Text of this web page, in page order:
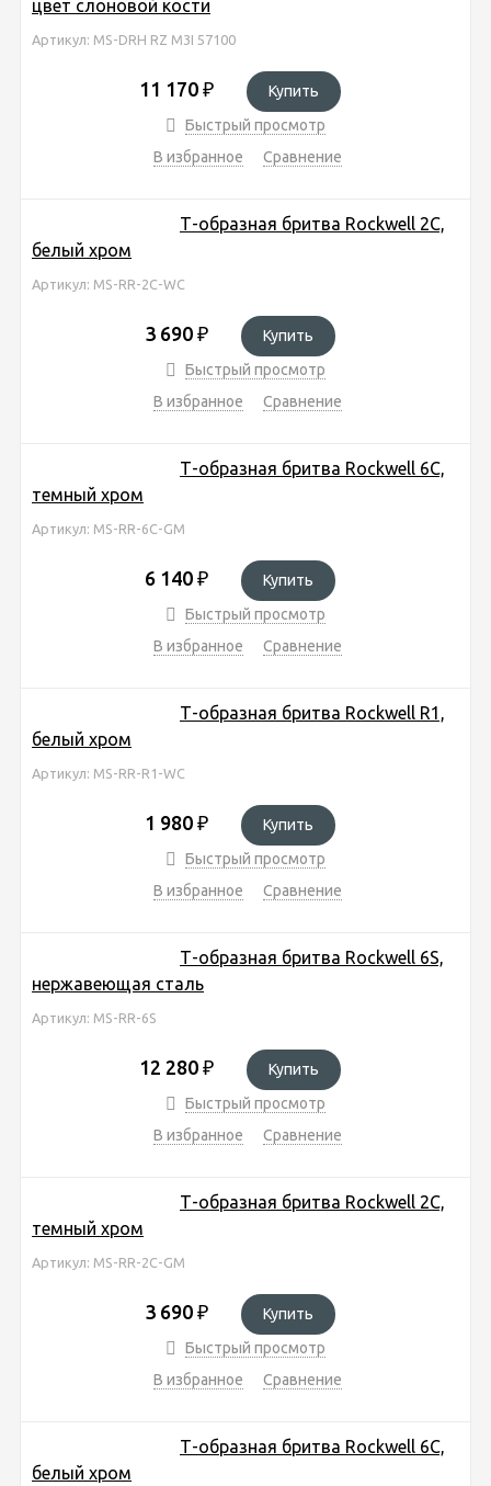
цвет слоновой кости
Артикул: MS-DRH RZ M3I 57100
11 170 ₽
Купить
Быстрый просмотр
В избранное
Сравнение
Т-образная бритва Rockwell 2C,
белый хром
Артикул: MS-RR-2C-WC
3 690 ₽
Купить
Быстрый просмотр
В избранное
Сравнение
Т-образная бритва Rockwell 6C,
темный хром
Артикул: MS-RR-6C-GM
6 140 ₽
Купить
Быстрый просмотр
В избранное
Сравнение
Т-образная бритва Rockwell R1,
белый хром
Артикул: MS-RR-R1-WC
1 980 ₽
Купить
Быстрый просмотр
В избранное
Сравнение
Т-образная бритва Rockwell 6S,
нержавеющая сталь
Артикул: MS-RR-6S
12 280 ₽
Купить
Быстрый просмотр
В избранное
Сравнение
Т-образная бритва Rockwell 2C,
темный хром
Артикул: MS-RR-2C-GM
3 690 ₽
Купить
Быстрый просмотр
В избранное
Сравнение
Т-образная бритва Rockwell 6C,
белый хром